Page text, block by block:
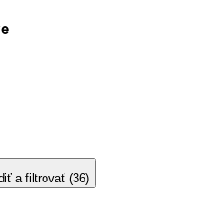
a filtrovať (36)